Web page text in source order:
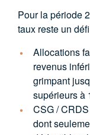
Pour la période
taux reste un
Allocations
revenus
grimpant
supérieurs à
CSG /
dont